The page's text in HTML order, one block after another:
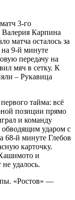
3-го
Карпина
матча осталось за
на 9-й минуте
передачу на
мяч в сетку. К
– Рукавица
тайма: всё
позиции прямо
и команду
ударом с
68-й минуте Глебов
карточку.
и
удалось.
«Ростов» —